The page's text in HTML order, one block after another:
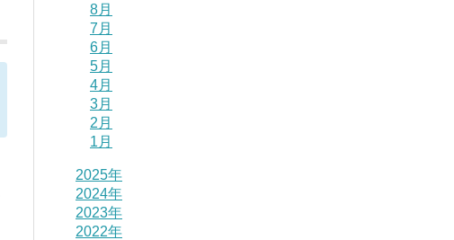
8月
7月
6月
5月
4月
3月
2月
1月
2025年
2024年
2023年
2022年